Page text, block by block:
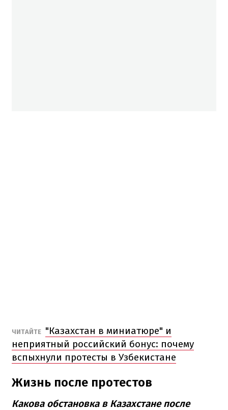
ЧИТАЙТЕ "Казахстан в миниатюре" и
неприятный российский бонус: почему
вспыхнули протесты в Узбекистане
Жизнь после протестов
Какова обстановка в Казахстане после